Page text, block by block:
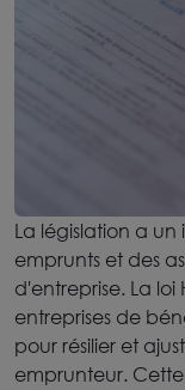
La législation a
emprunts et des
d'entreprise. La
entreprises de
pour résilier et
emprunteur.